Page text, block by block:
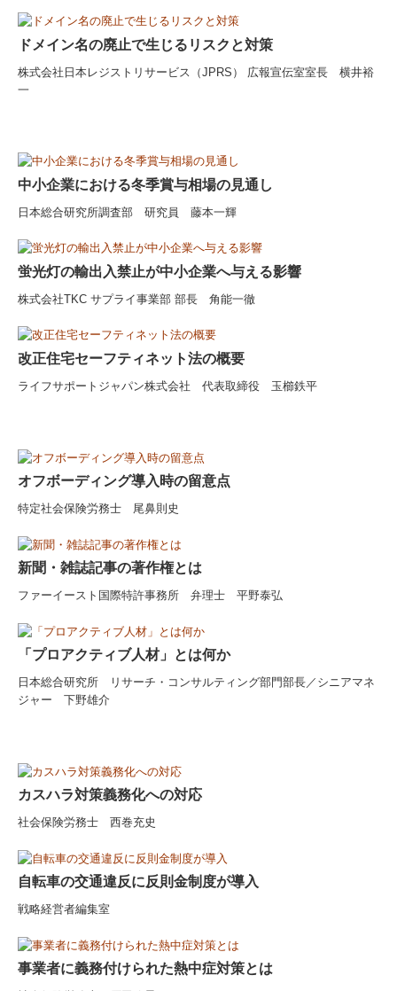
ドメイン名の廃止で生じるリスクと対策
株式会社日本レジストリサービス（JPRS） 広報宣伝室室長 横井裕
一
中小企業における冬季賞与相場の見通し
日本総合研究所調査部 研究員 藤本一輝
蛍光灯の輸出入禁止が中小企業へ与える影響
株式会社TKC サプライ事業部 部長 角能一徹
改正住宅セーフティネット法の概要
ライフサポートジャパン株式会社 代表取締役 玉櫛鉄平
オフボーディング導入時の留意点
特定社会保険労務士 尾鼻則史
新聞・雑誌記事の著作権とは
ファーイースト国際特許事務所 弁理士 平野泰弘
「プロアクティブ人材」とは何か
日本総合研究所 リサーチ・コンサルティング部門部長／シニアマネ
ジャー 下野雄介
カスハラ対策義務化への対応
社会保険労務士 西巻充史
自転車の交通違反に反則金制度が導入
戦略経営者編集室
事業者に義務付けられた熱中症対策とは